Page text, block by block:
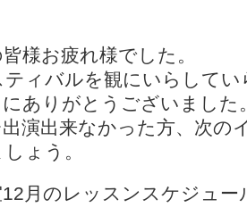
様お疲れ様でした。
ティバルを観にいらして
にありがとうございました
演出来なかった方、次の
ょう。
12月のレッスンスケジュー